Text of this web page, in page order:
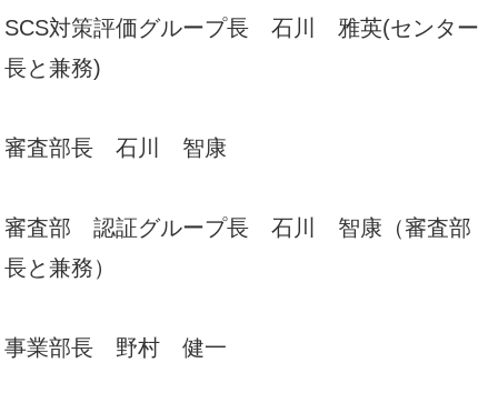
SCS対策評価グループ長 石川 雅英(センター
長と兼務)
審査部長 石川 智康
審査部 認証グループ長 石川 智康（審査部
長と兼務）
事業部長 野村 健一